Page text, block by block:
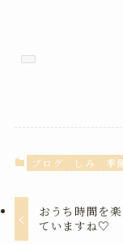
ブログ しみ 季
おうち時間を
ていますね♡